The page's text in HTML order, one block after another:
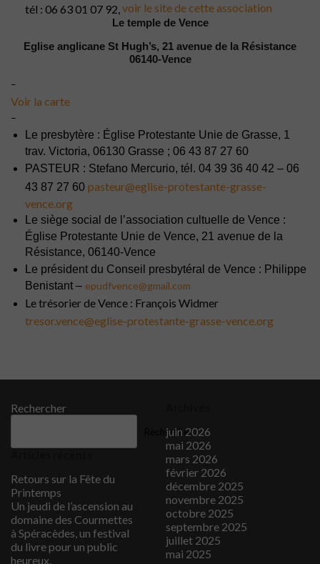
tél : 06 63 01 07 92, voir le site de cette association
Le temple de Vence
Eglise anglicane St Hugh’s, 21 avenue de la Résistance
06140-Vence
–
Voir la carte
–
Le presbytère : Église Protestante Unie de Grasse, 1
trav. Victoria, 06130 Grasse ; 06 43 87 27 60
PASTEUR : Stefano Mercurio, tél. 04 39 36 40 42 – 06
43 87 27 60 pasteur@eglise-protestante-grasse-
vence.org
Le siège social de l’association cultuelle de Vence :
Église Protestante Unie de Vence, 21 avenue de la
Résistance, 06140-Vence
Le président du Conseil presbytéral de Vence : Philippe
Benistant – epudfvence@gmail.com
Le trésorier de Vence : François Widmer
tresor.vence@eglise-protestante-grasse-vence.org
Rechercher
Rechercher
Retours sur la Fête du
Printemps
Un jeudi de l’ascension au
domaine des Courmettes
à Spéracèdes, un festival
du livre pour un public
heureux.
juin 2026
mai 2026
mars 2026
février 2026
décembre 2025
novembre 2025
octobre 2025
septembre 2025
juillet 2025
mai 2025